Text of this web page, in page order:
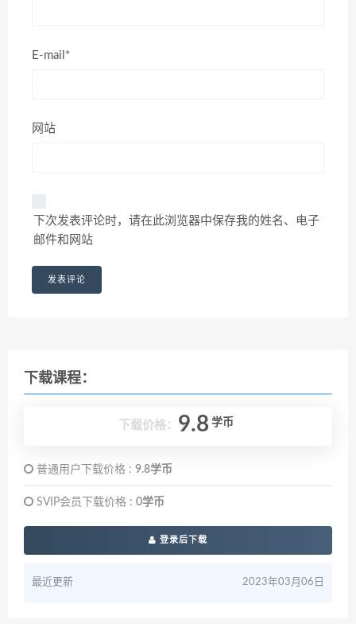
E-mail*
网站
下次发表评论时，请在此浏览器中保存我的姓名、电子
邮件和网站
下载课程：
下载价格： 9.8 学币
普通用户下载价格 : 9.8学币
SVIP会员下载价格 : 0学币
登录后下载
最近更新 2023年03月06日